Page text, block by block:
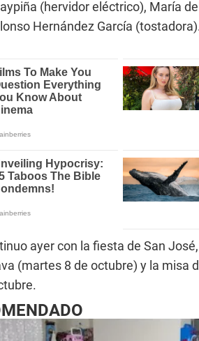
(hervidor eléctrico), María
Hernández García
ayer con la fiesta de San
(martes 8 de octubre) y la misa